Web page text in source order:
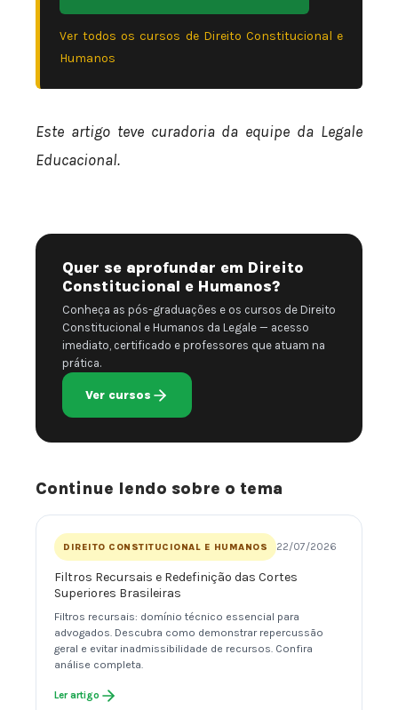
Ver todos os cursos de Direito Constitucional e
Humanos
Este artigo teve curadoria da equipe da Legale
Educacional.
Quer se aprofundar em Direito
Constitucional e Humanos?
Conheça as pós-graduações e os cursos de Direito
Constitucional e Humanos da Legale — acesso
imediato, certificado e professores que atuam na
prática.
Ver cursos
Continue lendo sobre o tema
DIREITO CONSTITUCIONAL E HUMANOS 22/07/2026
Filtros Recursais e Redefinição das Cortes
Superiores Brasileiras
Filtros recursais: domínio técnico essencial para
advogados. Descubra como demonstrar repercussão
geral e evitar inadmissibilidade de recursos. Confira
análise completa.
Ler artigo